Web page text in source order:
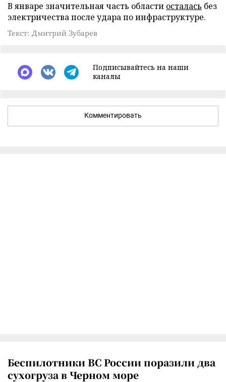
В январе значительная часть области осталась без
электричества после удара по инфраструктуре.
Текст: Дмитрий Зубарев
Подписывайтесь на наши
каналы
Комментировать
Беспилотники ВС России поразили два
сухогруза в Черном море